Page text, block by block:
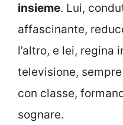
insieme. Lui,
affascinante,
l’altro, e lei, regina
televisione,
con classe,
sognare.